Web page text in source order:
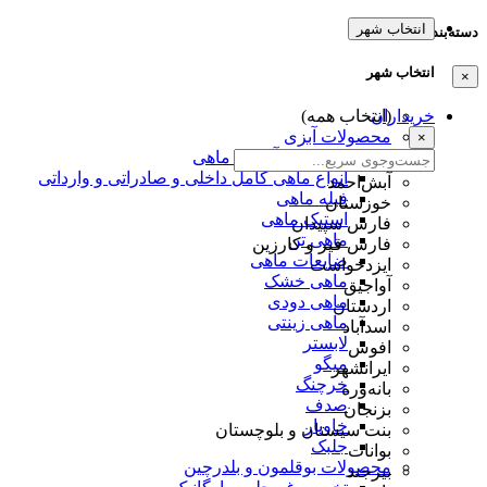
دسته‌بندی‌ها
×
خریداران
محصولات آبزی
تخم عمل آوردی ماهی
انواع ماهی کامل داخلی و صادراتی و وارداتی
فیله ماهی
استیک ماهی
ماهی تن
ضایعات ماهی
ماهی خشک
ماهی دودی
ماهی زینتی
لابستر
میگو
خرچنگ
صدف
خاویار
جلبک
محصولات بوقلمون و بلدرچین
انتخاب شهر
انتخاب شهر
(انتخاب همه)
×
آبش‌احمد
خوزستان
فارس سپیدان
فارس قیر و کارزین
ایزدخواست
آواجیق
اردستان
اسدآباد
افوس
ایرانشهر
بانه‌وره
بزنجان
بنت سیستان و بلوچستان
بوانات
بیرجند